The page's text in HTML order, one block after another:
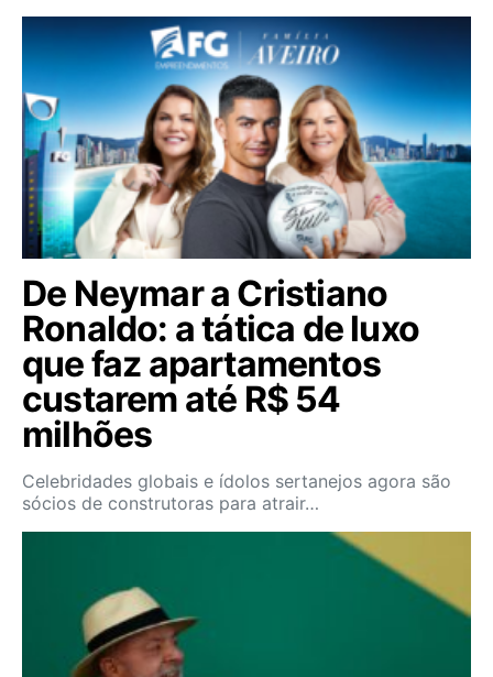
De Neymar a Cristiano
Ronaldo: a tática de luxo
que faz apartamentos
custarem até R$ 54
milhões
Celebridades globais e ídolos sertanejos agora são
sócios de construtoras para atrair…